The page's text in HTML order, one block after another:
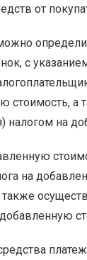
от
с
на
на